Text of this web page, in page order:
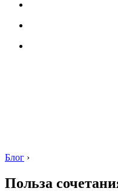
Блог ›
Польза